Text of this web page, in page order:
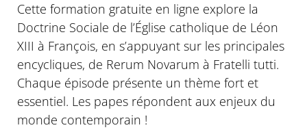
Cette formation gratuite en ligne explore la
Doctrine Sociale de l’Église catholique de Léon
XIII à François, en s’appuyant sur les principales
encycliques, de Rerum Novarum à Fratelli tutti.
Chaque épisode présente un thème fort et
essentiel. Les papes répondent aux enjeux du
monde contemporain !